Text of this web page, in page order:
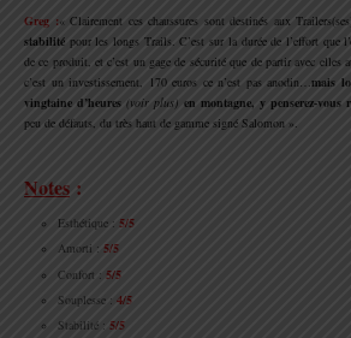
Greg :« Clairement ces chaussures sont destinés aux
stabilité pour les longs Trails. C’est sur la durée de l’effort que
de ce produit, et c’est un gage de sécurité que de partir avec
c’est un investissement, 170 euros ce n’est pas anodin…mais
vingtaine d’heures(voir plus) en montagne, y penserez-vous
peu de défauts, du très haut de gamme signé Salomon ».
Notes
Esthétique :5/5
Amorti : 5/5
Confort : 5/5
Souplesse :4/5
Stabilité :5/5